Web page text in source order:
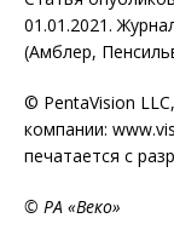
01.01.2021.
(Амблер,
© PentaVision
компании:
печатается с
© РА «Веко»